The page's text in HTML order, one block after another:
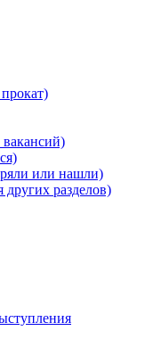
или нашли)
других разделов)